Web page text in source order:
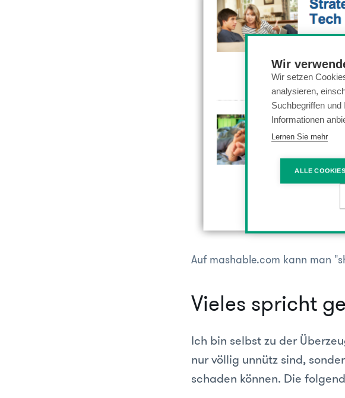
Wir
Wir setzen
analysieren,
Suchbegriffen
Informationen
Lernen Sie mehr
ALLE
Auf mashable.com kann man
Vieles spricht
Ich bin selbst zu der
nur völlig unnütz sind,
schaden können. Die